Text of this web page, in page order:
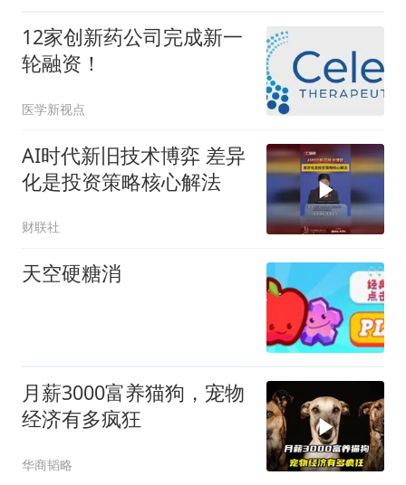
12家创新药公司完成新一
轮融资！
医学新视点
AI时代新旧技术博弈 差异
化是投资策略核心解法
财联社
天空硬糖消
月薪3000富养猫狗，宠物
经济有多疯狂
华商韬略